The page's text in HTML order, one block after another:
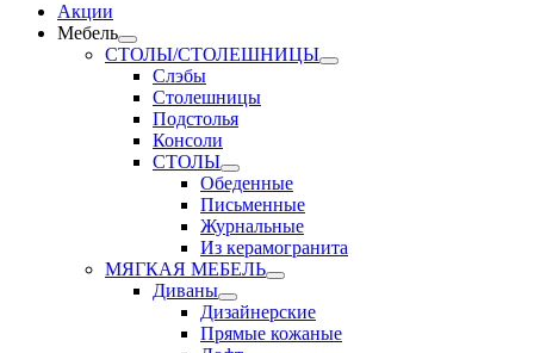
Акции
Мебель
СТОЛЫ/СТОЛЕШНИЦЫ
Слэбы
Столешницы
Подстолья
Консоли
СТОЛЫ
Обеденные
Письменные
Журнальные
Из керамогранита
МЯГКАЯ МЕБЕЛЬ
Диваны
Дизайнерские
Прямые кожаные